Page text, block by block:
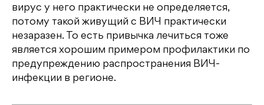
вирус у него практически не определяется,
потому такой живущий с ВИЧ практически
незаразен. То есть привычка лечиться тоже
является хорошим примером профилактики по
предупреждению распространения ВИЧ-
инфекции в регионе.